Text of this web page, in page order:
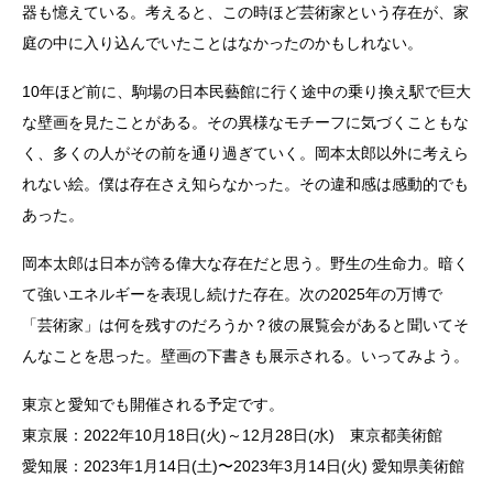
器も憶えている。考えると、この時ほど芸術家という存在が、家
庭の中に入り込んでいたことはなかったのかもしれない。
10年ほど前に、駒場の日本民藝館に行く途中の乗り換え駅で巨大
な壁画を見たことがある。その異様なモチーフに気づくこともな
く、多くの人がその前を通り過ぎていく。岡本太郎以外に考えら
れない絵。僕は存在さえ知らなかった。その違和感は感動的でも
あった。
岡本太郎は日本が誇る偉大な存在だと思う。野生の生命力。暗く
て強いエネルギーを表現し続けた存在。次の2025年の万博で
「芸術家」は何を残すのだろうか？彼の展覧会があると聞いてそ
んなことを思った。壁画の下書きも展示される。いってみよう。
東京と愛知でも開催される予定です。
東京展：2022年10月18日(火)～12月28日(水) 東京都美術館
愛知展：2023年1月14日(土)〜2023年3月14日(火) 愛知県美術館